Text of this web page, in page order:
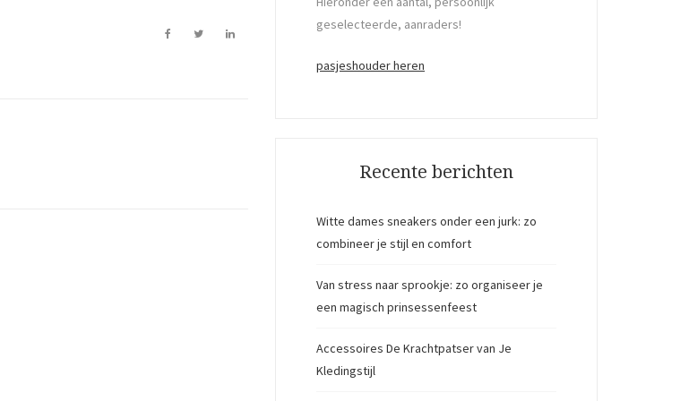
geselecteerde, aanraders!
pasjeshouder heren
Recente berichten
Witte dames sneakers onder een jurk: zo
combineer je stijl en comfort
Van stress naar sprookje: zo organiseer je
een magisch prinsessenfeest
Accessoires De Krachtpatser van Je
Kledingstijl